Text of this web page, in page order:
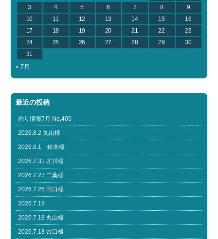
3
4 5 6 7 8
9
10
11 12 13 14 15
16
17
18 19 20 21 22
23
24
25 26 27 28 29
30
31
« 7月
最近の投稿
釣り情報7月 No,405
2026.8.2 丸山様
2026.8.1 鈴木様
2026.7.31 才川様
2026.7.27 二葉様
2026.7.25 田口様
2026.7.19
2026.7.18 丸山様
2026.7.18 古口様